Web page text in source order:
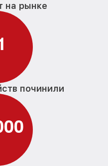
на рынке
починили
00